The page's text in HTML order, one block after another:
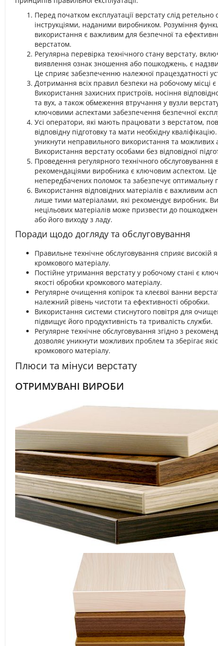
Перед початком експлуатації верстату слід
інструкціями, наданими виробником. Розуміння
використання є важливим для безпечної та
верстатом.
Регулярна перевірка технічного стану верстату,
виявлення ознак зношення або пошкоджень, є
Це сприяє забезпеченню належної працездатності
Дотримання всіх правил безпеки на робочому місці
Використання захисних пристроїв, носіння
та вух, а також обмеження втручання у вузли
ключовими аспектами забезпечення безпечної
Усі оператори, які мають працювати з верстатом,
відповідну підготовку та мати необхідну
уникнути неправильного використання та можливих
Використання верстату особами без відповідної
Проведення регулярного технічного обслуговування
рекомендаціями виробника є ключовим аспектом. Це
непередбачених поломок та забезпечує оптимальну
Використання відповідних матеріалів є важливим
лише тими матеріалами, які рекомендує виробник.
нецільових матеріалів може призвести до
або його виходу з ладу.
Поради щодо догляду та обслуговування
Правильне технічне обслуговування сприяє високій
кромкового матеріалу.
Постійне утримання верстату у робочому стані є
якості обробки кромкового матеріалу.
Регулярне очищення копірок та клеєвої ванни
належний рівень чистоти та ефективності обробки.
Використання системи стиснутого повітря для
підвищує його продуктивність та тривалість служби.
Регулярне технічне обслуговування згідно з
дозволяє уникнути можливих проблем та зберігає
кромкового матеріалу.
Плюси та мінуси верстату
ОТРИМУВАНІ ВИРОБИ